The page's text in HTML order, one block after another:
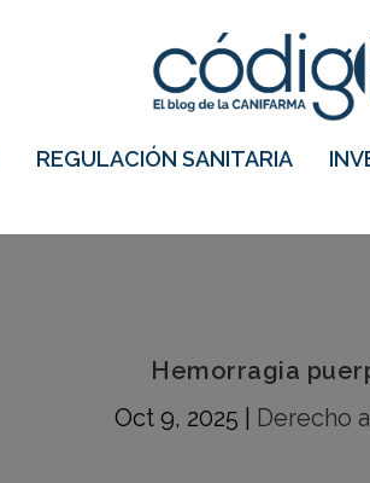
REGULACIÓN SANITARIA
Hemorragia
Oct 9, 2025
Derecho